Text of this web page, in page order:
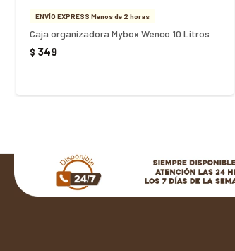
ENVÍO EXPRESS Menos de 2 horas
Caja organizadora Mybox Wenco 10 Litros
$ 349